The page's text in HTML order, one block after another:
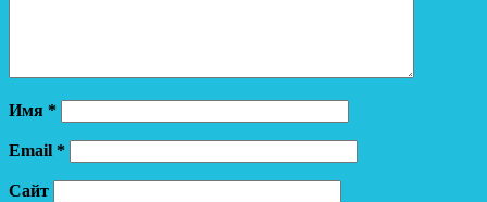
Имя *
Email *
Сайт